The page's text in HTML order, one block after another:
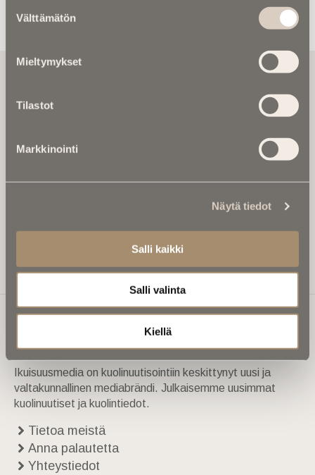
valinta
Välttämätön
Mieltymykset
Tilastot
Markkinointi
Näytä tiedot
Salli kaikki
Salli valinta
Kiellä
Tilaa uutiskirje - Pääset heti parhaiden
Kirjoita alle sähköpostiosoitteesi niin saat kaksi kertaa
etteivät kiinnostavat artikkelit jää huomaamatta.
Kirjoita tähän sähköpostiosoite, johon haluat uutiskirjeen
Tilaa Uutiskirje
Ikuisuusmedia
Ikuisuusmedia on kuolinuutisointiin keskittynyt uusi ja
valtakunnallinen mediabrändi. Julkaisemme uusimmat
kuolinuutiset ja kuolintiedot.
Tietoa meistä
Anna palautetta
Yhteystiedot